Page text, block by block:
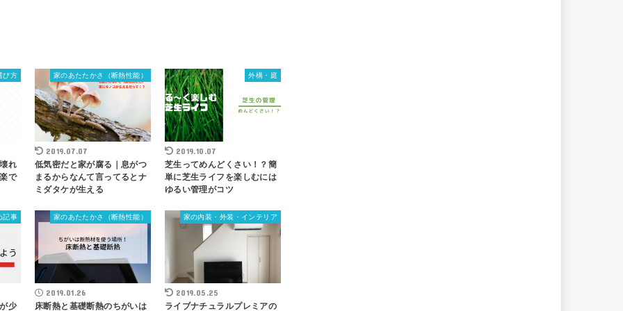
び方
れ
で
家のあたたかさ（断熱性能）
2019.07.07
低気密だと家が腐る｜息がつ
まるからなんて言ってるとナ
ミダタケが生える
外構・庭
2019.10.07
芝生ってめんどくさい！？簡
単に芝生ライフを楽しむには
ゆるい管理がコツ
記事
少
家のあたたかさ（断熱性能）
2019.01.26
床断熱と基礎断熱のちがいは
家の内装・外装・インテリア
2019.05.25
ライブナチュラルプレミアの